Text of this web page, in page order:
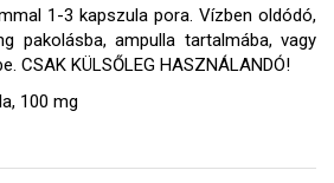
1-3 kapszula pora. Vízben oldódó,
pakolásba, ampulla tartalmába, vagy
CSAK KÜLSŐLEG HASZNÁLANDÓ!
100 mg